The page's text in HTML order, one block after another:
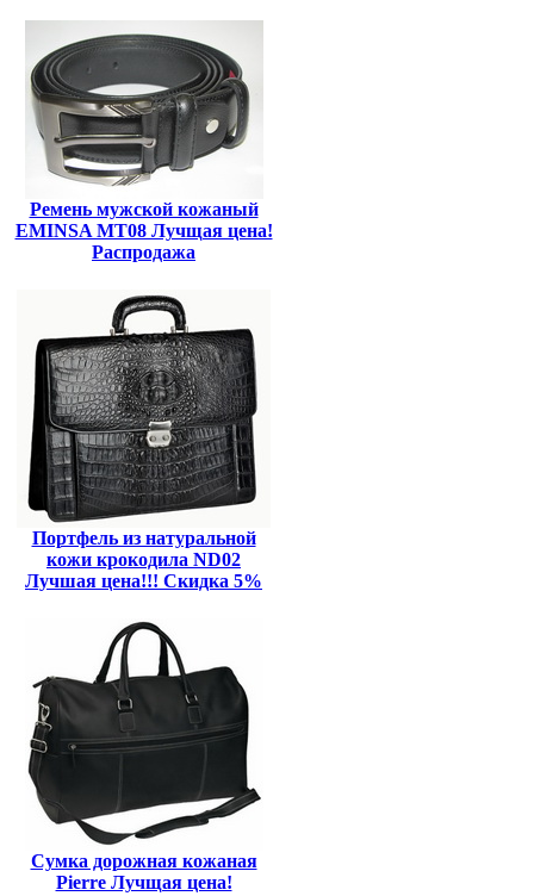
Ремень мужской кожаный
EMINSA MT08 Лучщая цена!
Распродажа
Портфель из натуральной
кожи крокодила ND02
Лучшая цена!!! Скидка 5%
Сумка дорожная кожаная
Pierre Лучщая цена!